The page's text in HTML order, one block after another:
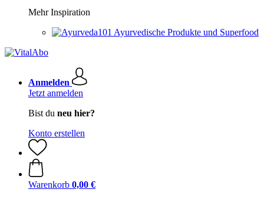
Mehr Inspiration
Ayurvedische Produkte und Superfood
Anmelden
Jetzt anmelden
Bist du neu hier?
Konto erstellen
Warenkorb 0,00 €